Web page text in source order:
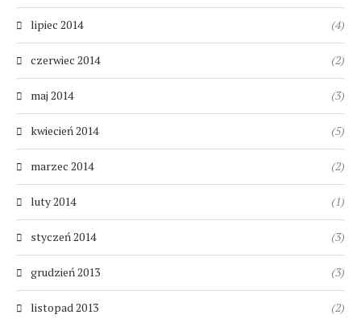
lipiec 2014 (4)
czerwiec 2014 (2)
maj 2014 (3)
kwiecień 2014 (5)
marzec 2014 (2)
luty 2014 (1)
styczeń 2014 (3)
grudzień 2013 (3)
listopad 2013 (2)